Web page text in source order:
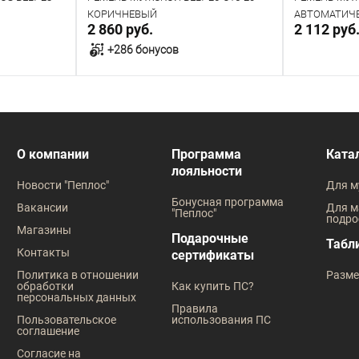
КОРИЧНЕВЫЙ
2 860 руб.
+286 бонусов
В корзину
Таблица размеров
ЧЁРНЫЙ
2 112 руб.
В наличии
115
О компании
Новости "Пеплос"
Вакансии
Магазины
Контакты
Политика в отношении
обработки
персональных данных
Пользовательское
соглашение
Согласие на
Программа
лояльности
Бонусная программа
"Пеплос"
Подарочные
сертификаты
Как купить ПС?
Правила
использования ПС
Для
Для